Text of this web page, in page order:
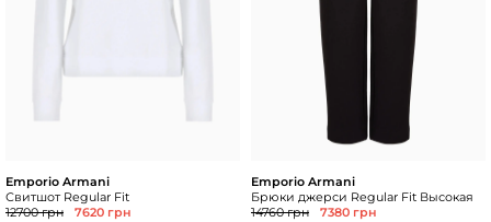
Emporio Armani
Свитшот Regular Fit
12700 грн
7620 грн
Emporio Armani
Брюки джерси Regular Fit Высокая
14760 грн
7380 грн